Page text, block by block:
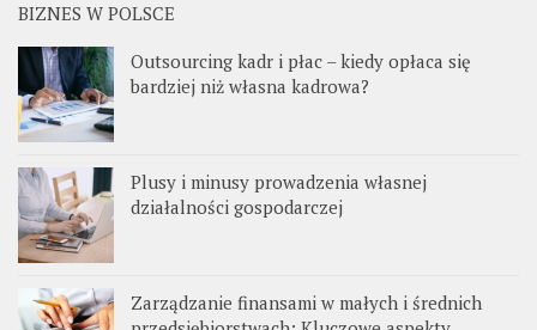
BIZNES W POLSCE
Outsourcing kadr i płac – kiedy opłaca się
bardziej niż własna kadrowa?
Plusy i minusy prowadzenia własnej
działalności gospodarczej
Zarządzanie finansami w małych i średnich